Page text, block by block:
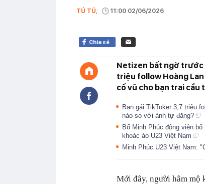
TÚ TÚ, 11:00 02/06/2026
Chia sẻ
Netizen bất ngờ trước
triệu follow Hoàng
cổ vũ cho bạn trai cầu
Bạn gái TikToker 3,7 triệu
nào so với ảnh tự đăng?
Bố Minh Phúc động viên
khoác áo U23 Việt Nam
Minh Phúc U23 Việt Nam:
Mới đây, người hâm mộ